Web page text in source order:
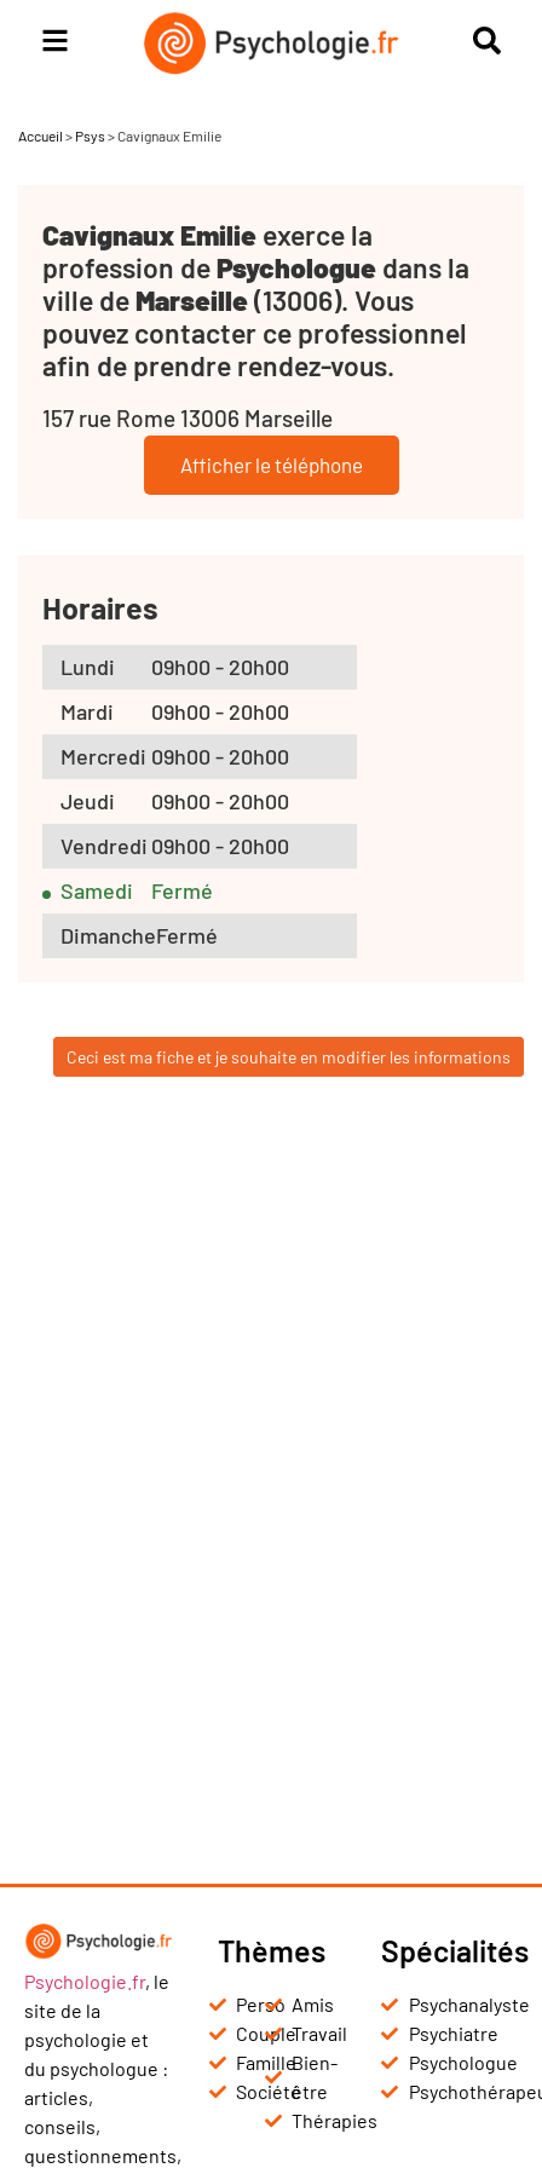
Accueil > Psys >Cavignaux Emilie
Cavignaux Emilie exerce la
profession dePsychologue dans la
ville de Marseille(13006). Vous
pouvez contacter ce professionnel
afin de prendre rendez-vous.
157 rue Rome 13006 Marseille
Afficher le téléphone
Horaires
Lundi
09h00 - 20h00
Mardi
09h00 - 20h00
Mercredi 09h00 - 20h00
Jeudi
09h00 - 20h00
Vendredi 09h00 - 20h00
Samedi
Fermé
DimancheFermé
Ceci est ma fiche et je souhaite en modifier les informations
Psychologie.fr, le
site de la
psychologie et
du psychologue :
articles,
conseils,
questionnements,
Thèmes
Perso
Couple
Famille
Société
Amis
Travail
Bien-
être
Thérapies
Spécialités
Psychanalyste
Psychiatre
Psychologue